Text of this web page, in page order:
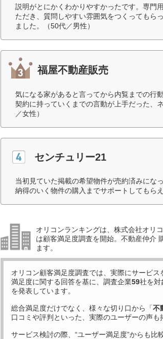
説明がとにかくわかりやすかったです。専門
ただき、質問しやすい雰囲気をつくってもら
ました。（50代／男性）
福屋不動産販売
気になる家があると言ってから内覧までの行
契約に持っていくまでの言動が上手だった、
／女性）
センチュリー21
当初見ていた掲載の希望物件が売約済みにな
納得のいく物件の購入までサポートしてもら
オリコンランキングは、株式会社オリ
は顧客満足度調査を開始。不動産仲介
ます。
オリコン顧客満足度調査では、実際にサービス
満足度に関する回答を基に、調査企業59社を対
を発表しています。
総合満足度だけでなく、様々な切り口から「不
口コミや評判といった、実際のユーザーの声も
サービス検討の際、“ユーザー満足度”からも比